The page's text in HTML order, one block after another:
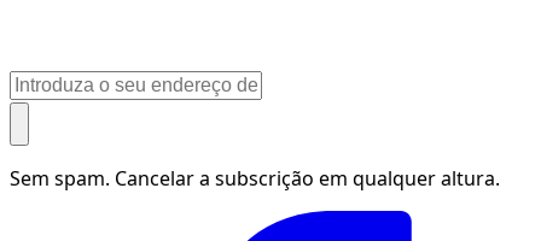
Sem spam. Cancelar a subscrição em qualquer altura.